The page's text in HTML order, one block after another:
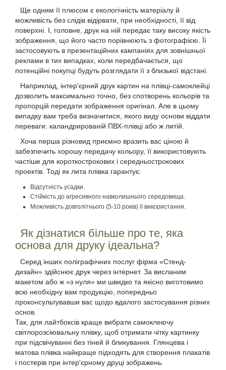
Ще одним її плюсом є екологічність матеріалу й
можливість без слідів відірвати, при необхідності, її від
поверхні. І, головне, друк на ній передає таку високу якість
зображення, що його часто порівнюють з фотографією. Її
застосовують в презентаційних кампаніях для зовнішньої
реклами в тих випадках, коли передбачається, що
потенційні покупці будуть розглядати її з близької відстані.
Наприклад, інтер'єрний друк картин на плівці-самоклейці
дозволить максимально точно, без спотворень кольорів та
пропорцій передати зображення оригінал. Але в цьому
випадку вам треба визначитися, якого виду основи віддати
переваги: каландрированій ПВХ-плівці або ж литій.
Хоча перша різновид приємно вразить вас ціною й
забезпечить хорошу передачу кольору, її використовують
частіше для короткострокових і середньострокових
проектів. Тоді як лита плівка гарантує:
Відсутність усадки.
Стійкість до агресивного навколишнього середовища.
Можливість довголітнього (5-10 років) її використання.
Як дізнатися більше про те, яка
основа для друку ідеальна?
Серед інших поліграфічних послуг фірма «Стенд-
дизайн» здійснює друк через інтернет. За висланим
макетом або ж «з нуля» ми швидко та якісно виготовимо
всю необхідну вам продукцію, попередньо
проконсультувавши вас щодо вдалого застосування різних
основ.
Так, для лайтбоксів краще вибрати самоклеючу
світлорозсіювальну плівку, щоб отримати чітку картинку
при підсвічуванні без тіней й бликування. Глянцева і
матова плівка найкраще підходять для створення плакатів
і постерів при інтер'єрному друці зображень.